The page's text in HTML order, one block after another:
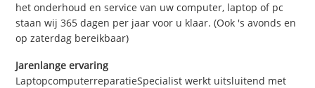
het onderhoud en service van uw computer, laptop of pc
staan wij 365 dagen per jaar voor u klaar. (Ook 's avonds en
op zaterdag bereikbaar)
Jarenlange ervaring
LaptopcomputerreparatieSpecialist werkt uitsluitend met